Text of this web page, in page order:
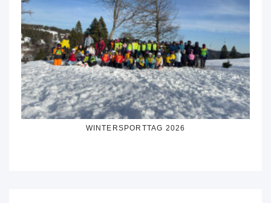
WINTERSPORTTAG 2026